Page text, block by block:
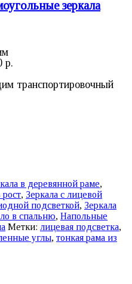
зеркала
р.
транспортировочный
в деревянной раме,
рост, Зеркала с лицевой
подсветкой, Зеркала
в спальню, Напольные
Метки: лицевая подсветка,
углы, тонкая рама из